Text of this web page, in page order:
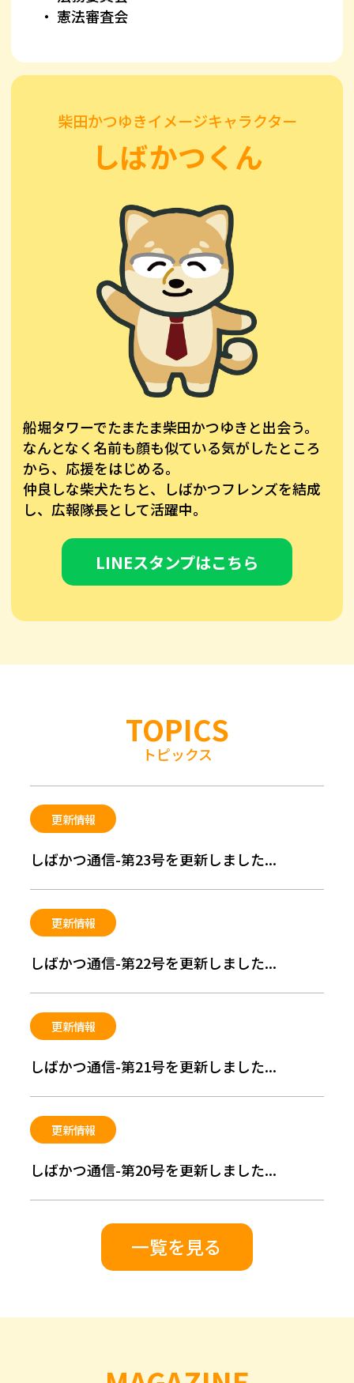
憲法審査会
柴田かつゆきイメージキャラクター
しばかつくん
船堀タワーでたまたま柴田かつゆきと出会う。
なんとなく名前も顔も似ている気がしたところ
から、応援をはじめる。
仲良しな柴犬たちと、しばかつフレンズを結成
し、広報隊長として活躍中。
LINEスタンプはこちら
TOPICS
トピックス
更新情報
しばかつ通信-第23号を更新しました...
更新情報
しばかつ通信-第22号を更新しました...
更新情報
しばかつ通信-第21号を更新しました...
更新情報
しばかつ通信-第20号を更新しました...
一覧を見る